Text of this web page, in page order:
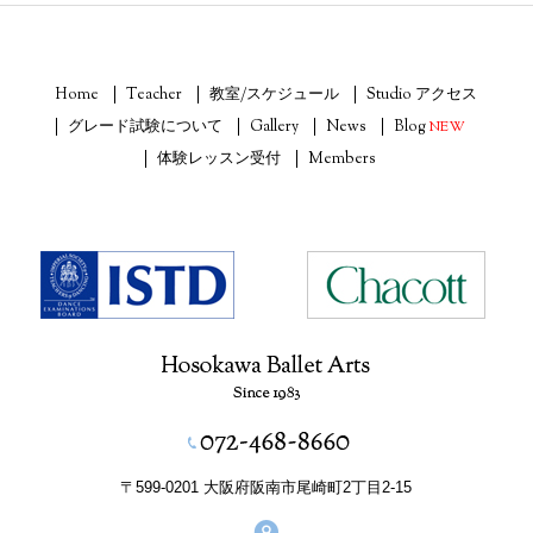
Home Teacher 教室/スケジュール
Studio アクセス
グレード試験について
Gallery News BlogNEW
体験レッスン受付
Members
〒599-0201 大阪府阪南市尾崎町2丁目2-15